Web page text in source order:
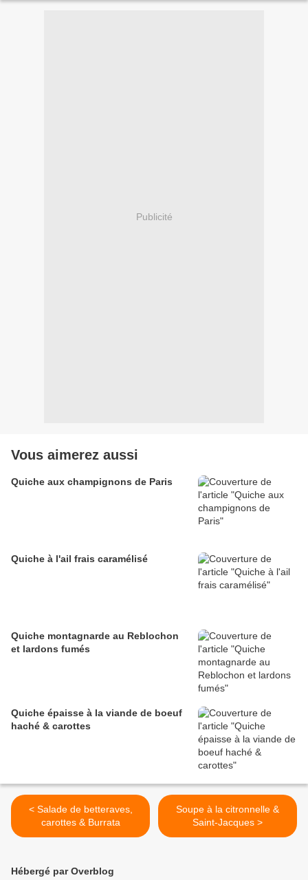
Publicité
Vous aimerez aussi
Quiche aux champignons de Paris
Quiche à l'ail frais caramélisé
Quiche montagnarde au Reblochon
et lardons fumés
Quiche épaisse à la viande de boeuf
haché & carottes
< Salade de betteraves,
carottes & Burrata
Soupe à la citronnelle &
Saint-Jacques >
Hébergé par Overblog